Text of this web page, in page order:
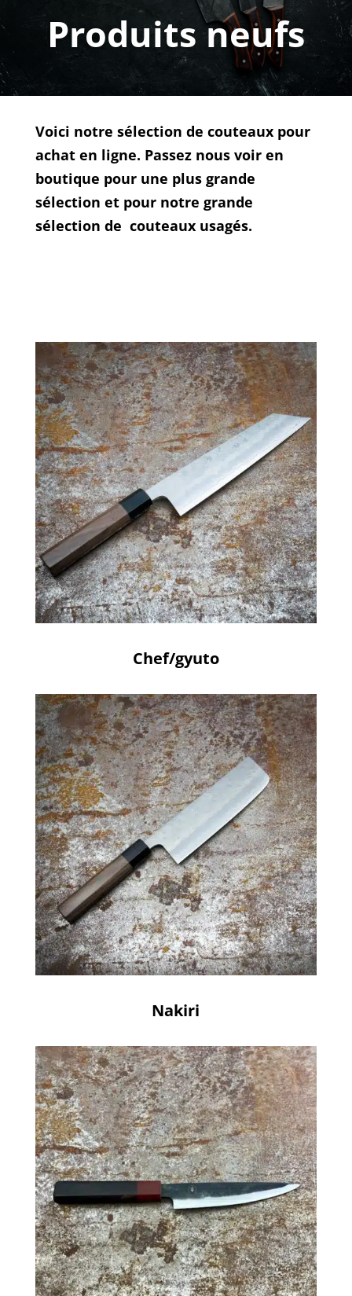
Produits neufs
Voici notre sélection de couteaux pour
achat en ligne. Passez nous voir en
boutique pour une plus grande
sélection et pour notre grande
sélection de couteaux usagés.
Chef/gyuto
Nakiri